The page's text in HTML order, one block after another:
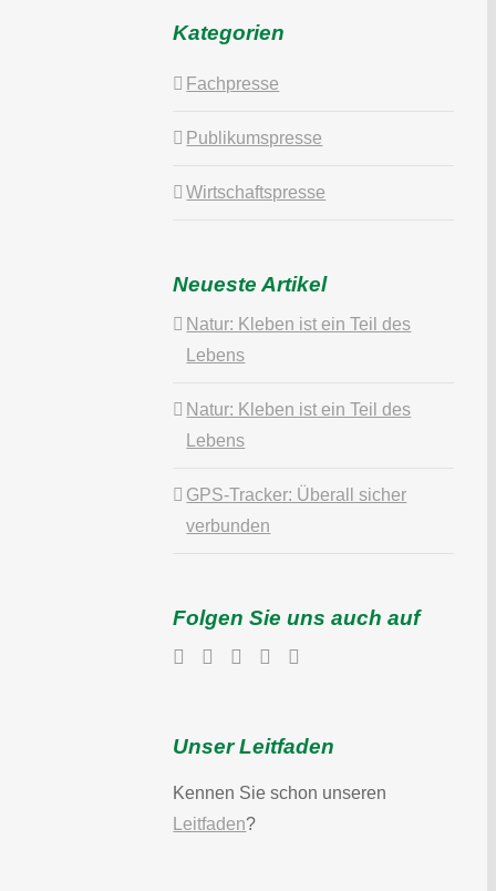
Kategorien
Fachpresse
Publikumspresse
Wirtschaftspresse
Neueste Artikel
Natur: Kleben ist ein Teil des
Lebens
Natur: Kleben ist ein Teil des
Lebens
GPS-Tracker: Überall sicher
verbunden
Folgen Sie uns auch auf
Unser Leitfaden
Kennen Sie schon unseren
Leitfaden?